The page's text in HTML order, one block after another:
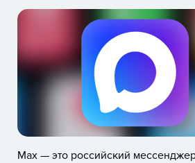
Max — это российский